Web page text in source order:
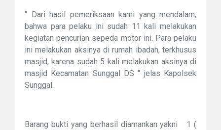
" Dari hasil pemeriksaan kami yang mendalam,
bahwa para pelaku ini sudah 11 kali melakukan
kegiatan pencurian sepeda motor ini. Para pelaku
ini melakukan aksinya di rumah ibadah, terkhusus
masjid, karena sudah 5 kali melakukan aksinya di
masjid Kecamatan Sunggal DS " jelas Kapolsek
Sunggal.
Barang bukti yang berhasil diamankan yakni 1 (